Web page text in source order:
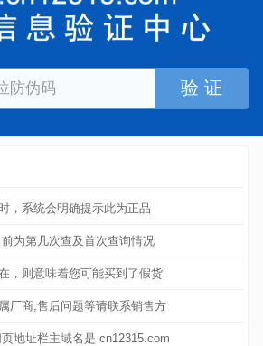
验 证
，系统会明确提示此为正品
为第几次查及首次查询情况
，则意味着您可能买到了假货
厂商,售后问题等请联系销售方
地址栏主域名是 cn12315.com